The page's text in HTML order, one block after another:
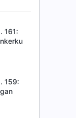
161:
159: